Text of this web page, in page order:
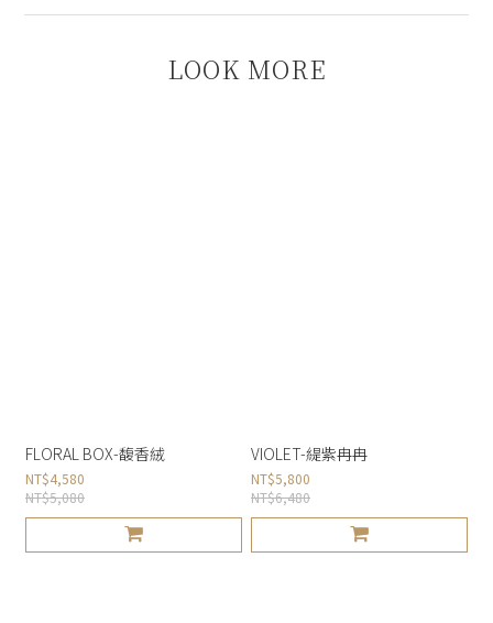
LOOK MORE
FLORAL BOX-馥香絨
NT$4,580
NT$5,080
VIOLET-緹紫冉冉
NT$5,800
NT$6,480